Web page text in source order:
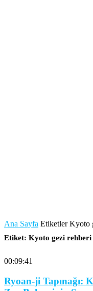
Ana Sayfa Etiketler Kyoto
Etiket: Kyoto gezi rehberi
00:09:41
Ryoan-ji Tapınağı: